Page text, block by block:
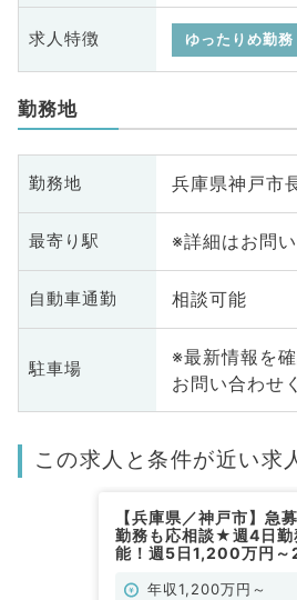
求人特徴 ゆったりめ勤務
勤務地
勤務地 兵庫県神戸市
最寄り駅 ※詳細はお問
自動車通勤 相談可能
駐車場
※最新情報を
お問い合わせ
この求人と条件が近い求
【兵庫県／神戸市】急
勤務も応相談★週4日勤
能！週5日1,200万円
事です（一般内科／常勤
年収1,200万円～